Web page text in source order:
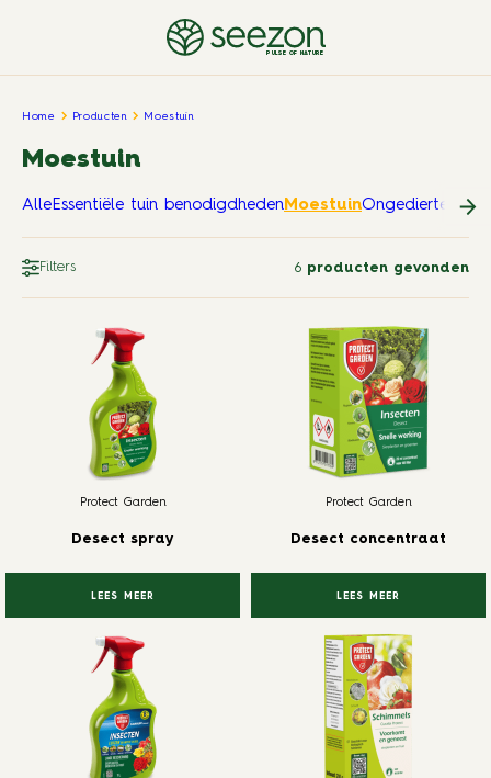
PULSE OF NATURE
Home Producten Moestuin
Moestuin
AlleEssentiële tuin benodigdhedenMoestuinOngedierte in
Filters 6 producten gevonden
Protect Garden
Desect spray
LEES MEER
Protect Garden
Desect concentraat
LEES MEER